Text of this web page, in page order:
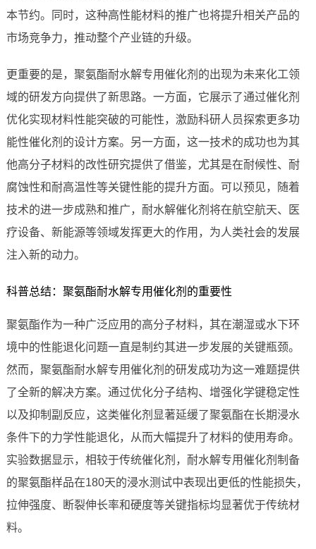
本节约。同时，这种高性能材料的推广也将提升相关产品的
市场竞争力，推动整个产业链的升级。
更重要的是，聚氨酯耐水解专用催化剂的出现为未来化工领
域的研发方向提供了新思路。一方面，它展示了通过催化剂
优化实现材料性能突破的可能性，激励科研人员探索更多功
能性催化剂的设计方案。另一方面，这一技术的成功也为其
他高分子材料的改性研究提供了借鉴，尤其是在耐候性、耐
腐蚀性和耐高温性等关键性能的提升方面。可以预见，随着
技术的进一步成熟和推广，耐水解催化剂将在航空航天、医
疗设备、新能源等领域发挥更大的作用，为人类社会的发展
注入新的动力。
科普总结：聚氨酯耐水解专用催化剂的重要性
聚氨酯作为一种广泛应用的高分子材料，其在潮湿或水下环
境中的性能退化问题一直是制约其进一步发展的关键瓶颈。
然而，聚氨酯耐水解专用催化剂的研发成功为这一难题提供
了全新的解决方案。通过优化分子结构、增强化学键稳定性
以及抑制副反应，这类催化剂显著延缓了聚氨酯在长期浸水
条件下的力学性能退化，从而大幅提升了材料的使用寿命。
实验数据显示，相较于传统催化剂，耐水解专用催化剂制备
的聚氨酯样品在180天的浸水测试中表现出更低的性能损失，
拉伸强度、断裂伸长率和硬度等关键指标均显著优于传统材
料。